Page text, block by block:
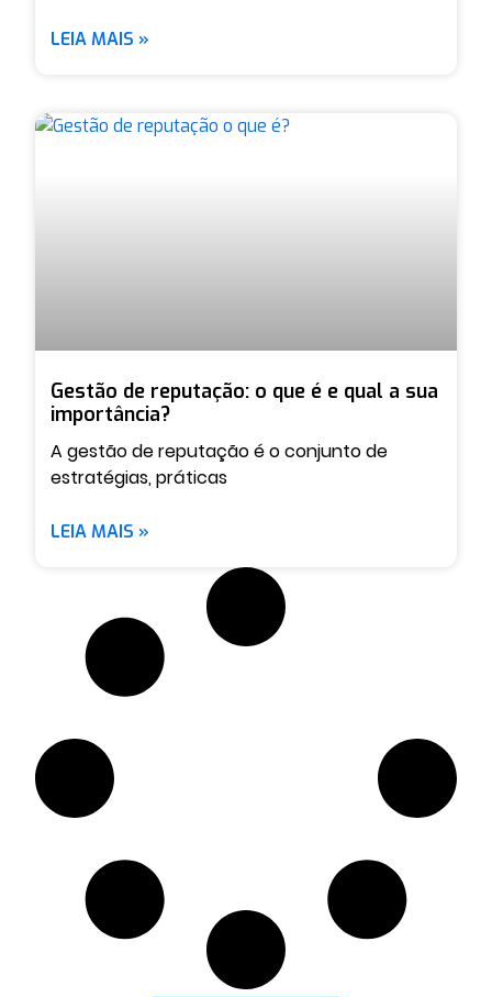
LEIA MAIS »
Gestão de reputação: o que é e qual a sua
importância?
A gestão de reputação é o conjunto de
estratégias, práticas
LEIA MAIS »